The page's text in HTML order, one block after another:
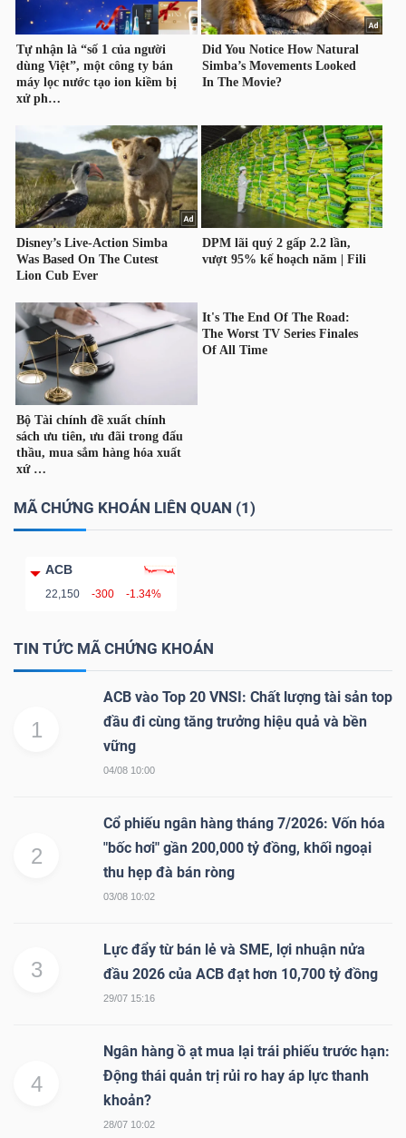
MÃ CHỨNG KHOÁN LIÊN QUAN (1)
ACB
22,150 -300 -1.34%
TIN TỨC MÃ CHỨNG KHOÁN
1
ACB vào Top 20 VNSI: Chất lượng tài sản top
đầu đi cùng tăng trưởng hiệu quả và bền
vững
04/08 10:00
2
Cổ phiếu ngân hàng tháng 7/2026: Vốn hóa
"bốc hơi" gần 200,000 tỷ đồng, khối ngoại
thu hẹp đà bán ròng
03/08 10:02
3
Lực đẩy từ bán lẻ và SME, lợi nhuận nửa
đầu 2026 của ACB đạt hơn 10,700 tỷ đồng
29/07 15:16
4
Ngân hàng ồ ạt mua lại trái phiếu trước hạn:
Động thái quản trị rủi ro hay áp lực thanh
khoản?
28/07 10:02
KINH
TẾ
THẾ
GIỚI
DƯƠNG
TÀI
CHÍNH
CÁ
PHÂN
TÍCH
VĨ